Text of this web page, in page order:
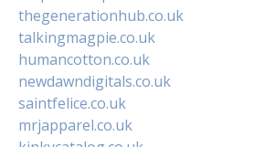
thegenerationhub.co.uk
talkingmagpie.co.uk
humancotton.co.uk
newdawndigitals.co.uk
saintfelice.co.uk
mrjapparel.co.uk